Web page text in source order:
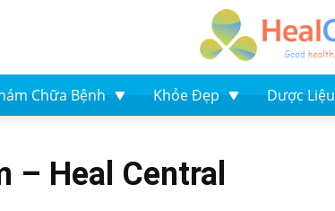
Chữa Bệnh Khỏe Đẹp Dược Liệu
– Heal Central